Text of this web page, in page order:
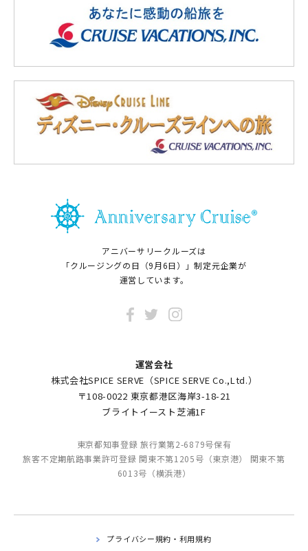
アニバーサリークルーズは
「クルージングの日（9月6日）」制定元企業が
運営しています。
運営会社
株式会社SPICE SERVE（SPICE SERVE Co.,Ltd.）
〒108-0022 東京都港区海岸3-18-21
ブライトイースト芝浦1F
東京都知事登録 旅行業第2-6879号保有
旅客不定期航路事業許可登録 関東不第1205号（東京港） 関東不第
6013号（横浜港）
プライバシー規約・利用規約